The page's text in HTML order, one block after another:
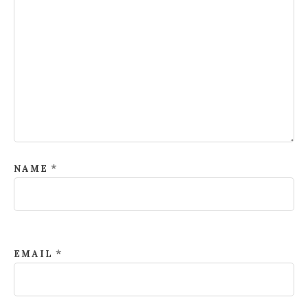
NAME *
EMAIL *